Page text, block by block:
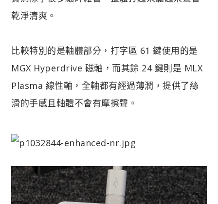
乾淨清爽。
比較特別的是軸體部分，打字區 61 鍵使用的是
MGX Hyperdrive 磁軸，而其餘 24 鍵則是 MLX
Plasma 線性軸，全軸都有經過薄潤，提供了絲
滑的手感且軸體不會有摩擦聲。